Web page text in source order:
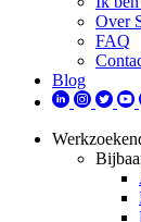
Over
FAQ
Blog